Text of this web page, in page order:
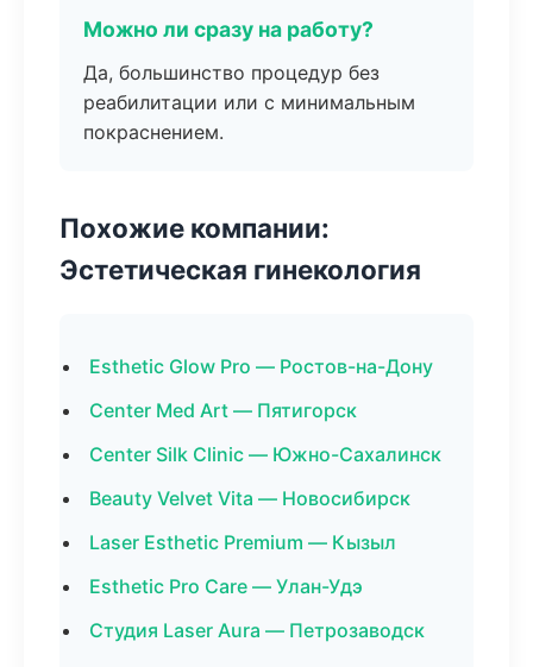
Можно ли сразу на работу?
Да, большинство процедур без
реабилитации или с минимальным
покраснением.
Похожие компании:
Эстетическая гинекология
Esthetic Glow Pro — Ростов-на-Дону
Center Med Art — Пятигорск
Center Silk Clinic — Южно-Сахалинск
Beauty Velvet Vita — Новосибирск
Laser Esthetic Premium — Кызыл
Esthetic Pro Care — Улан-Удэ
Студия Laser Aura — Петрозаводск